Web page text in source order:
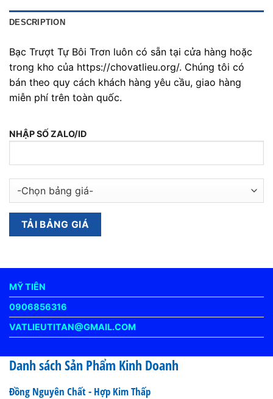
DESCRIPTION
Bạc Trượt Tự Bôi Trơn luôn có sẵn tại cửa hàng hoặc
trong kho của https://chovatlieu.org/. Chúng tôi có
bán theo quy cách khách hàng yêu cầu, giao hàng
miễn phí trên toàn quốc.
NHẬP SỐ ZALO/ID
MỸ TIÊN
0906856316
VATLIEUTITAN@GMAIL.COM
Danh sách Sản Phẩm Kinh Doanh
Đồng Nguyên Chất - Hợp Kim Thấp